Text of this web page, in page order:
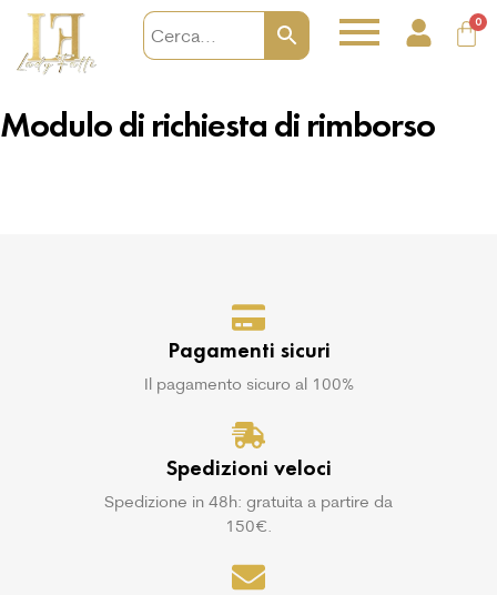
0
Modulo di richiesta di rimborso
Pagamenti sicuri
Il pagamento sicuro al 100%
Spedizioni veloci
Spedizione in 48h: gratuita a partire da
150€.